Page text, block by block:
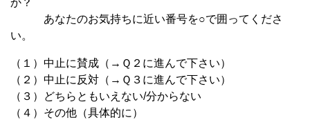
あなたのお気持ちに近い番号を○で囲ってくださ
い。
（１）中止に賛成（→Ｑ２に進んで下さい）
（２）中止に反対（→Ｑ３に進んで下さい）
（３）どちらともいえない/分からない
（４）その他（具体的に）